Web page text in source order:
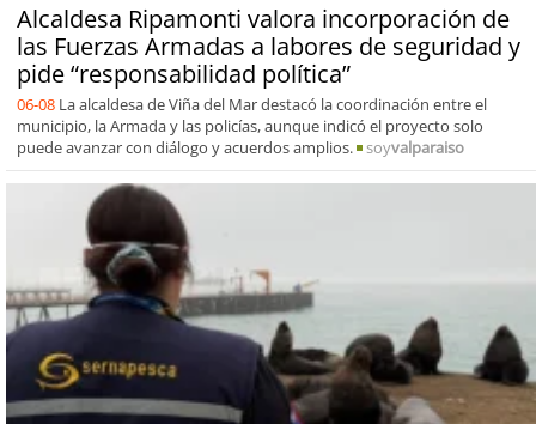
Alcaldesa Ripamonti valora incorporación de
las Fuerzas Armadas a labores de seguridad y
pide “responsabilidad política”
06-08 La alcaldesa de Viña del Mar destacó la coordinación entre el
municipio, la Armada y las policías, aunque indicó el proyecto solo
puede avanzar con diálogo y acuerdos amplios.
soyvalparaiso